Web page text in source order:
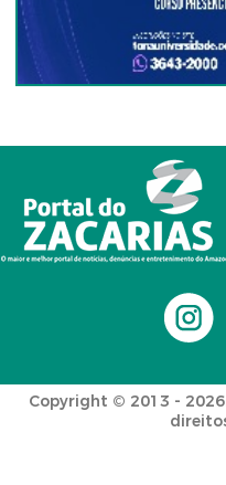
Copyright © 2013 -